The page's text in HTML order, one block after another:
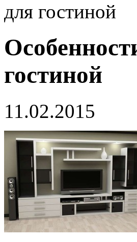
для гостиной
гостиной
11.02.2015